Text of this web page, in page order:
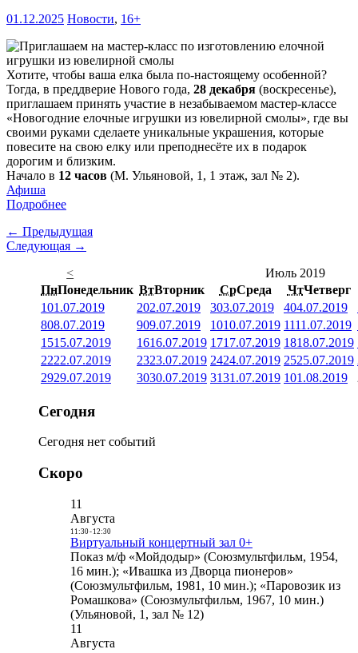
01.12.2025 Новости, 16+
Хотите, чтобы ваша елка была по-настоящему особенной?
Тогда, в преддверие Нового года, 28 декабря (воскресенье),
приглашаем принять участие в незабываемом мастер-классе
«Новогодние елочные игрушки из ювелирной смолы», где вы
своими руками сделаете уникальные украшения, которые
повесите на свою елку или преподнесёте их в подарок
дорогим и близким.
Начало в 12 часов (М. Ульяновой, 1, 1 этаж, зал № 2).
Афиша
Подробнее
← Предыдущая
Следующая →
<
Июль 2019
ПнПонедельник ВтВторник СрСреда ЧтЧетверг
101.07.2019 202.07.2019 303.07.2019 404.07.2019
808.07.2019 909.07.2019 1010.07.2019 1111.07.2019
1515.07.2019 1616.07.2019 1717.07.2019 1818.07.2019
2222.07.2019 2323.07.2019 2424.07.2019 2525.07.2019
2929.07.2019 3030.07.2019 3131.07.2019 101.08.2019
Сегодня
Сегодня нет событий
Скоро
11
Августа
11:30- 12:30
Виртуальный концертный зал 0+
Показ м/ф «Мойдодыр» (Союзмультфильм, 1954,
16 мин.); «Ивашка из Дворца пионеров»
(Союзмультфильм, 1981, 10 мин.); «Паровозик из
Ромашкова» (Союзмультфильм, 1967, 10 мин.)
(Ульяновой, 1, зал № 12)
11
Августа